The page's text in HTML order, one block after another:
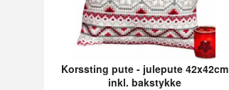
Korssting pute - julepute 42x42cm
inkl. bakstykke